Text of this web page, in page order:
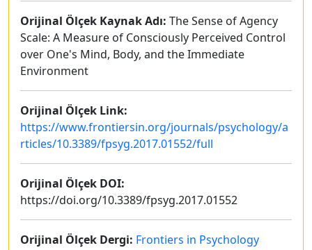
Orijinal Ölçek Kaynak Adı: The Sense of Agency
Scale: A Measure of Consciously Perceived Control
over One's Mind, Body, and the Immediate
Environment
Orijinal Ölçek Link:
https://www.frontiersin.org/journals/psychology/a
rticles/10.3389/fpsyg.2017.01552/full
Orijinal Ölçek DOI:
https://doi.org/10.3389/fpsyg.2017.01552
Orijinal Ölçek Dergi: Frontiers in Psychology